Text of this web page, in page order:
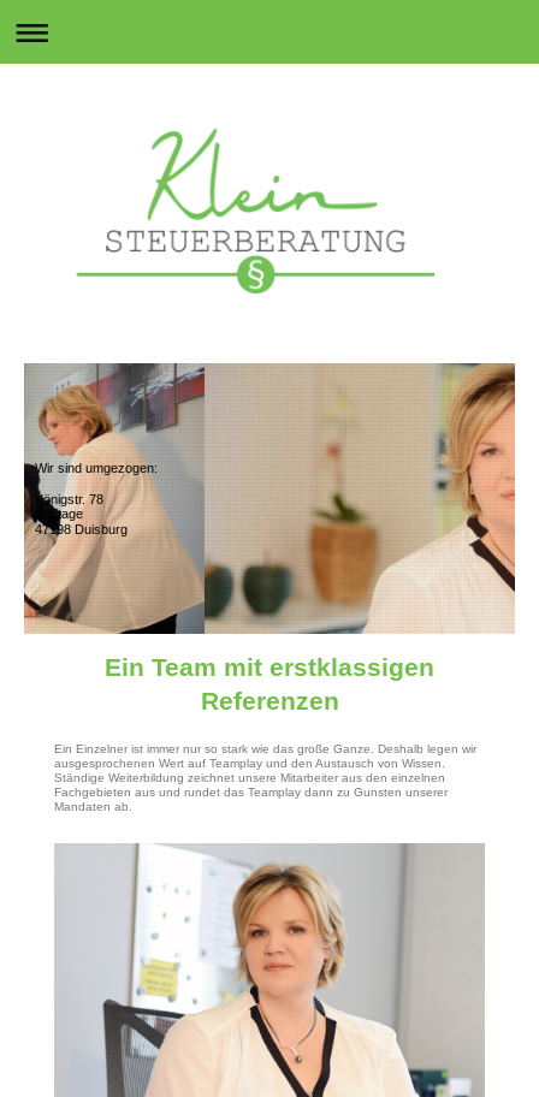
Wir sind umgezogen:
Königstr. 78
8. Etage
47198 Duisburg
Ein Team mit erstklassigen
Referenzen
Ein Einzelner ist immer nur so stark wie das große Ganze. Deshalb legen wir
ausgesprochenen Wert auf Teamplay und den Austausch von Wissen.
Ständige Weiterbildung zeichnet unsere Mitarbeiter aus den einzelnen
Fachgebieten aus und rundet das Teamplay dann zu Gunsten unserer
Mandaten ab.